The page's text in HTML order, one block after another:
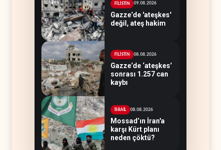
FİLİSTİN 09.08.2026
Gazze’de 'ateşkes'
değil, ateş hakim
FİLİSTİN 08.08.2026
Gazze’de ‘ateşkes’
sonrası 1.257 can
kaybı
İSRAİL 08.08.2026
Mossad’ın İran'a
karşı Kürt planı
neden çöktü?